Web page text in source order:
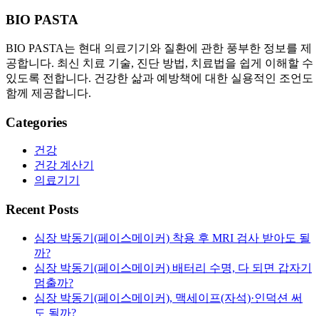
BIO PASTA
BIO PASTA는 현대 의료기기와 질환에 관한 풍부한 정보를 제
공합니다. 최신 치료 기술, 진단 방법, 치료법을 쉽게 이해할 수
있도록 전합니다. 건강한 삶과 예방책에 대한 실용적인 조언도
함께 제공합니다.
Categories
건강
건강 계산기
의료기기
Recent Posts
심장 박동기(페이스메이커) 착용 후 MRI 검사 받아도 될
까?
심장 박동기(페이스메이커) 배터리 수명, 다 되면 갑자기
멈출까?
심장 박동기(페이스메이커), 맥세이프(자석)·인덕션 써
도 될까?